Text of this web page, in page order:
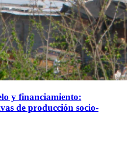
y financiamiento:
de producción socio-